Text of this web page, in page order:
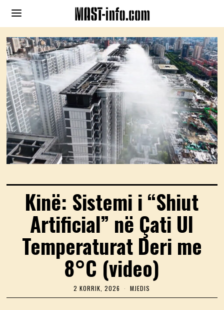
Kinë: Sistemi i “Shiut
Artificial” në Çati Ul
Temperaturat Deri me
8°C (video)
2 KORRIK, 2026
K
MJEDIS